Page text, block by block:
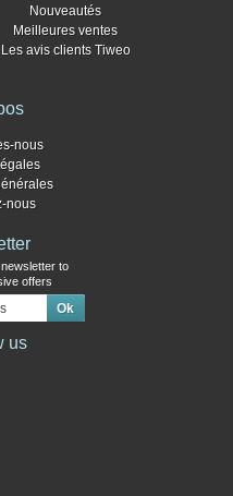
Nouveautés
Meilleures ventes
Les avis clients Tiweo
nous
nous
to
offers
us